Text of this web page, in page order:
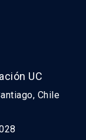
UC
Chile